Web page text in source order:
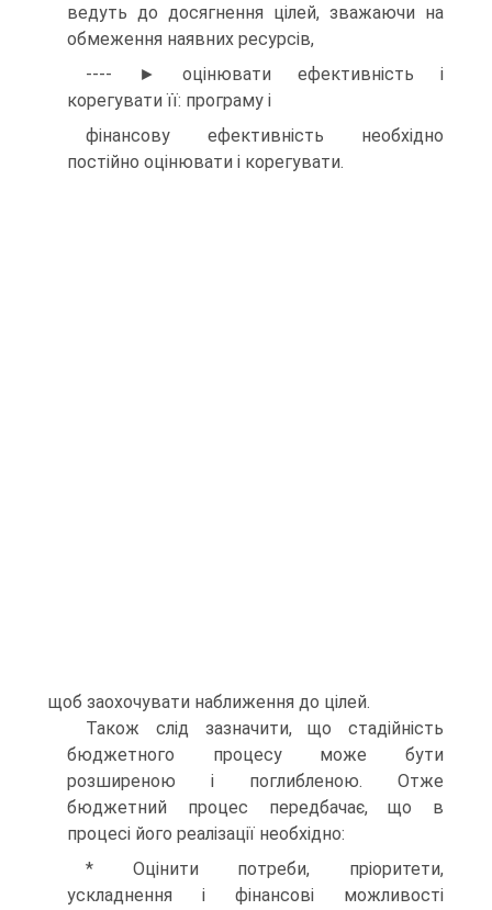
ведуть до досягнення цілей, зважаючи на
обмеження наявних ресурсів,
---- ► оцінювати ефективність і
корегувати її: програму і
фінансову ефективність необхідно
постійно оцінювати і корегувати.
щоб заохочувати наближення до цілей.
Також слід зазначити, що стадійність
бюджетного процесу може бути
розширеною і поглибленою. Отже
бюджетний процес передбачає, що в
процесі його реалізації необхідно:
* Оцінити потреби, пріоритети,
ускладнення і фінансові можливості